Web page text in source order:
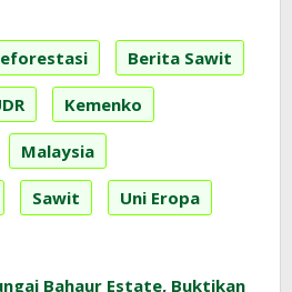
Berita Sawit
Kemenko
Malaysia
Sawit Uni Eropa
Bahaur Estate, Buktikan